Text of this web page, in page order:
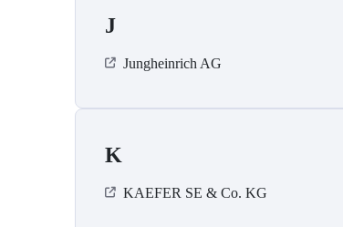
J
Jungheinrich AG
K
KAEFER SE & Co. KG